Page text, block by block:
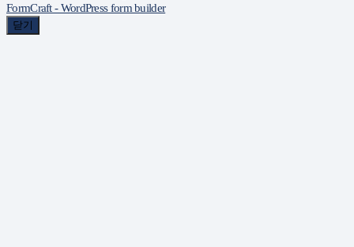
FormCraft - WordPress form builder
닫기